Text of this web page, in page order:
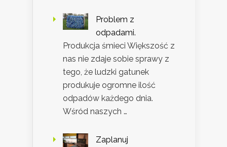
Problem z
odpadami.
Produkcja śmieci Większość z
nas nie zdaje sobie sprawy z
tego, że ludzki gatunek
produkuje ogromne ilość
odpadów każdego dnia.
Wśród naszych …
Zaplanuj